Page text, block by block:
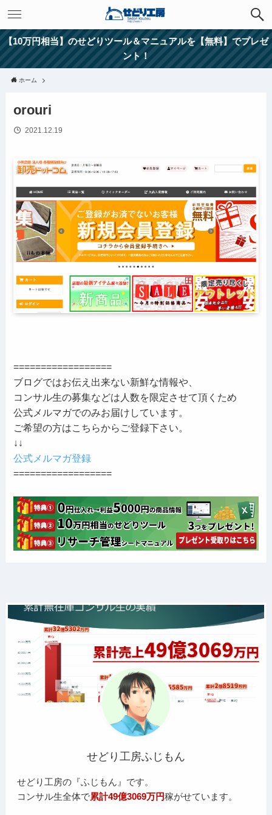
【10万円相当】のせどりツール＆マニュアルを【無料】でプレゼ
ント！
ホーム
orouri
2021.12.19
==================
ブログではお伝え出来ない新鮮な情報や、
コンサル生の募集などは人数を限定させて頂くため
公式メルマガでのみお届けしています。
ご希望の方はこちらからご登録下さい。
↓↓
公式メルマガ登録
==================
せどり工房ふじもん
せどり工房の『ふじもん』です。
コンサル生全体で累計49億3069万円稼がせています。